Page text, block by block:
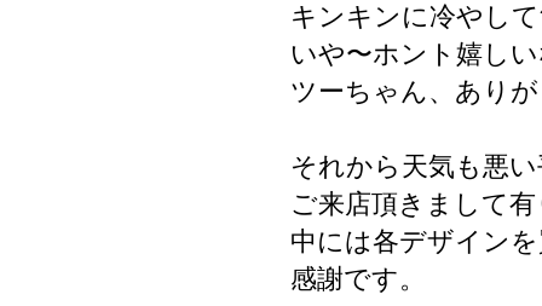
キンキンに冷やし
いや〜ホント嬉し
ツーちゃん、あり
それから天気も悪
ご来店頂きまして
中には各デザイン
感謝です。